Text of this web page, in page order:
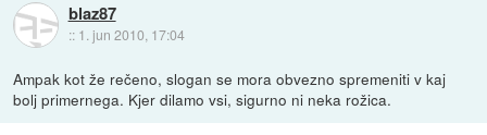
blaz87
:: 1. jun 2010, 17:04
Ampak kot že rečeno, slogan se mora obvezno spremeniti v kaj
bolj primernega. Kjer dilamo vsi, sigurno ni neka rožica.